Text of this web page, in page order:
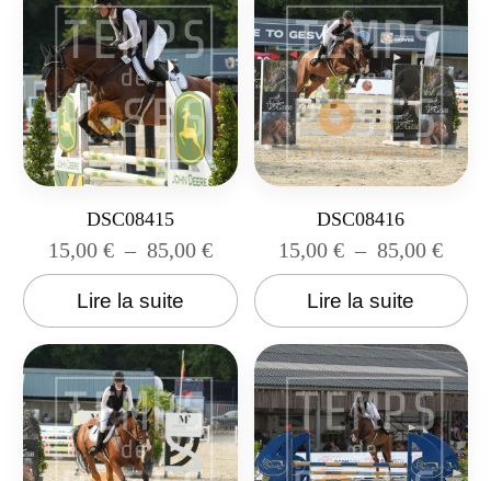
DSC08415
15,00 € – 85,00 €
Lire la suite
DSC08416
15,00€ – 85,00€
Lire la suite